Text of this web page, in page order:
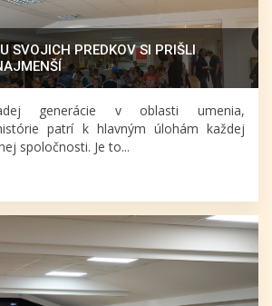
SVOJICH PREDKOV SI PRIŠLI
generácie v oblasti umenia,
patrí k hlavným úlohám každej
spoločnosti. Je to...